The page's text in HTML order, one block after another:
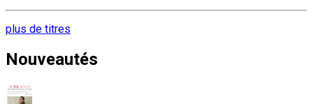
plus de titres
Nouveautés